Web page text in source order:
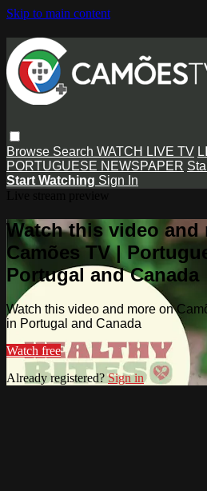
Skip to main content
Browse Search WATCH LIVE TV
PORTUGUESE NEWSPAPER
Start Watching Sign In
Watch this video and
Camões TV |
Portugal and Canada
Watch this video and more on
in Portugal and Canada
Watch free
Already registered?Sign in